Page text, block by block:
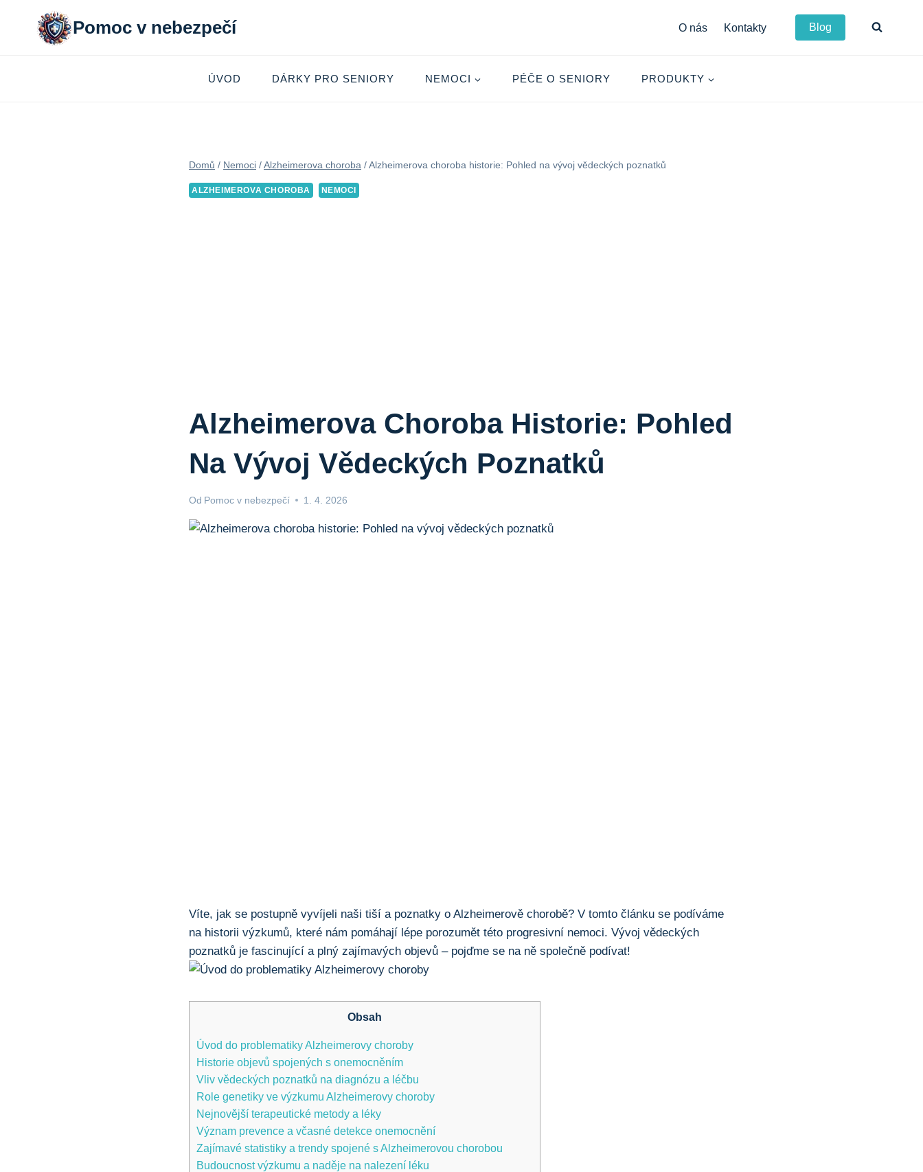
Pomoc v nebezpečí O nás Kontakty Blog
ÚVOD DÁRKY PRO SENIORY NEMOCI PÉČE O SENIORY PRODUKTY
Domů / Nemoci /Alzheimerova choroba /Alzheimerova choroba historie: Pohled na vývoj vědeckých poznatků
ALZHEIMEROVA CHOROBA NEMOCI
Alzheimerova Choroba Historie: Pohled
Na Vývoj Vědeckých Poznatků
Od Pomoc v nebezpečí 1. 4. 2026
Víte, jak se postupně vyvíjeli naši tiší a poznatky o Alzheimerově chorobě? V tomto článku se podíváme
na historii výzkumů, které nám pomáhají lépe porozumět této progresivní nemoci. Vývoj vědeckých
poznatků je fascinující a plný zajímavých objevů – pojďme se na ně společně podívat!
Obsah
Úvod do problematiky Alzheimerovy choroby
Historie objevů spojených s onemocněním
Vliv vědeckých poznatků na diagnózu a léčbu
Role genetiky ve výzkumu Alzheimerovy choroby
Nejnovější terapeutické metody a léky
Význam prevence a včasné detekce onemocnění
Zajímavé statistiky a trendy spojené s Alzheimerovou chorobou
Budoucnost výzkumu a naděje na nalezení léku